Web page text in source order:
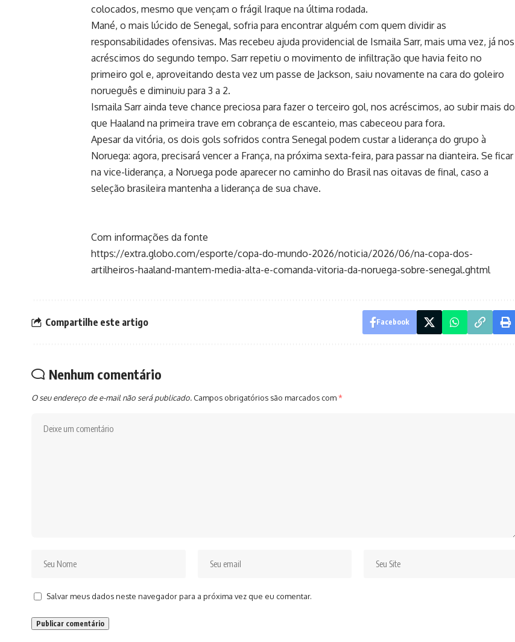
colocados, mesmo que vençam o frágil Iraque na última rodada.
Mané, o mais lúcido de Senegal, sofria para encontrar alguém com quem dividir as
responsabilidades ofensivas. Mas recebeu ajuda providencial de Ismaila Sarr, mais uma vez, já nos
acréscimos do segundo tempo. Sarr repetiu o movimento de infiltração que havia feito no
primeiro gol e, aproveitando desta vez um passe de Jackson, saiu novamente na cara do goleiro
norueguês e diminuiu para 3 a 2.
Ismaila Sarr ainda teve chance preciosa para fazer o terceiro gol, nos acréscimos, ao subir mais do
que Haaland na primeira trave em cobrança de escanteio, mas cabeceou para fora.
Apesar da vitória, os dois gols sofridos contra Senegal podem custar a liderança do grupo à
Noruega: agora, precisará vencer a França, na próxima sexta-feira, para passar na dianteira. Se ficar
na vice-liderança, a Noruega pode aparecer no caminho do Brasil nas oitavas de final, caso a
seleção brasileira mantenha a liderança de sua chave.
Com informações da fonte
https://extra.globo.com/esporte/copa-do-mundo-2026/noticia/2026/06/na-copa-dos-
artilheiros-haaland-mantem-media-alta-e-comanda-vitoria-da-noruega-sobre-senegal.ghtml
Compartilhe este artigo Facebook
Nenhum comentário
O seu endereço de e-mail não será publicado. Campos obrigatórios são marcados com*
Salvar meus dados neste navegador para a próxima vez que eu comentar.